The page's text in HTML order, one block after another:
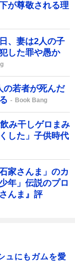
が尊敬される理
、妻は2人の子
した罪や愚か
若者が死んだ
Book Bang
み干しゲロまみ
した」子供時代
家さんま」のカ
年」伝説のプロ
んま』評
ュにもガムを愛